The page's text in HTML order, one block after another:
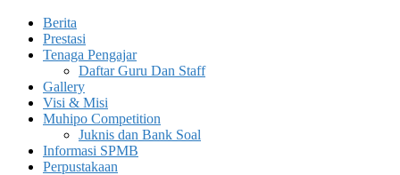
Berita
Prestasi
Tenaga Pengajar
Daftar Guru Dan Staff
Gallery
Visi & Misi
Muhipo Competition
Juknis dan Bank Soal
Informasi SPMB
Perpustakaan